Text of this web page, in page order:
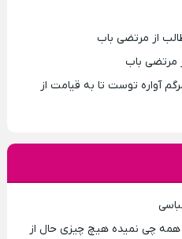
از مرتضی باب
مرتضی باب
آواره توست تا به قیامت از
همه چی نمیده هیچ چیزی حال از